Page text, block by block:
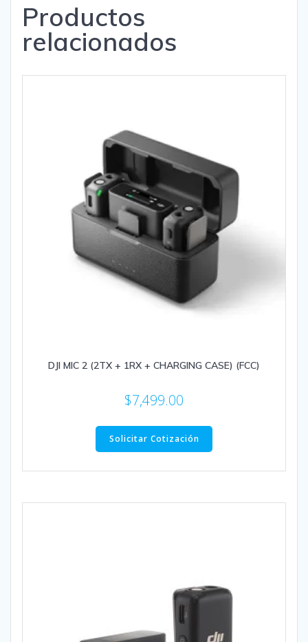
Productos
relacionados
DJI MIC 2 (2TX + 1RX + CHARGING CASE) (FCC)
$7,499.00
Solicitar Cotización